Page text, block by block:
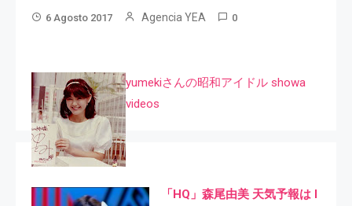
6 Agosto 2017 Agencia YEA 0
yumekiさんの昭和アイドル showa
videos
「HQ」森尾由美 天気予報は I